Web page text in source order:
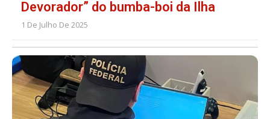
Devorador” do bumba-boi da Ilha
1 De Julho De 2025